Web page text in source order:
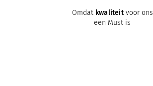
Omdat kwaliteitvoor ons
een Must is